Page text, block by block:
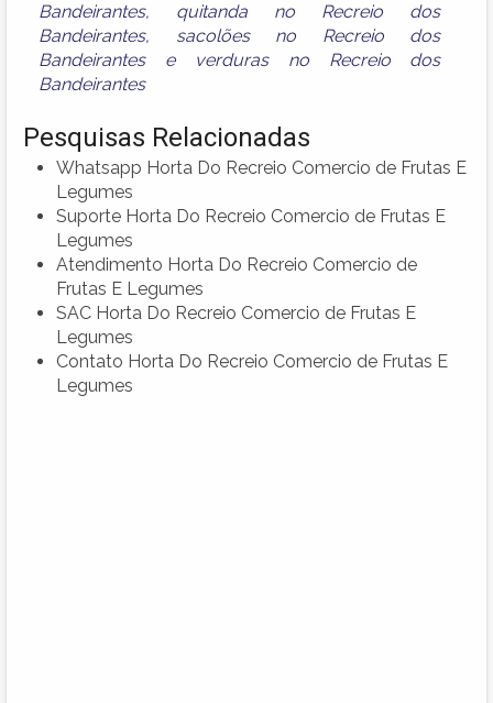
Bandeirantes, quitanda no Recreio dos
Bandeirantes, sacolões no Recreio dos
Bandeirantese
verduras no Recreio dos
Bandeirantes
Pesquisas Relacionadas
Whatsapp Horta Do Recreio Comercio de Frutas E
Legumes
Suporte Horta Do Recreio Comercio de Frutas E
Legumes
Atendimento Horta Do Recreio Comercio de
Frutas E Legumes
SAC Horta Do Recreio Comercio de Frutas E
Legumes
Contato Horta Do Recreio Comercio de Frutas E
Legumes